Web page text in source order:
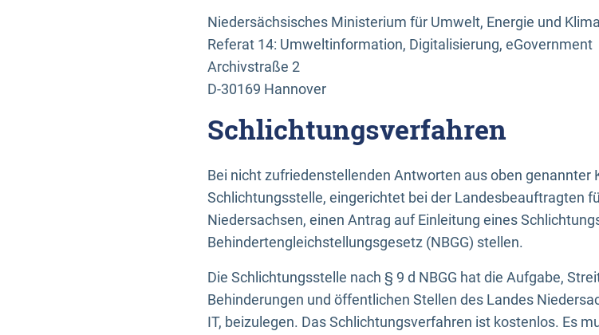
Niedersächsisches Ministerium für Umwelt, Energie und
Referat 14: Umweltinformation, Digitalisierung, eGovernment
Archivstraße 2
D-30169 Hannover
Schlichtungsverfahren
Bei nicht zufriedenstellenden Antworten aus oben genannter
Schlichtungsstelle, eingerichtet bei der Landesbeauftragten
Niedersachsen, einen Antrag auf Einleitung eines
Behindertengleichstellungsgesetz (NBGG) stellen.
Die Schlichtungsstelle nach § 9 d NBGG hat die Aufgabe,
Behinderungen und öffentlichen Stellen des Landes
IT, beizulegen. Das Schlichtungsverfahren ist kostenlos. Es